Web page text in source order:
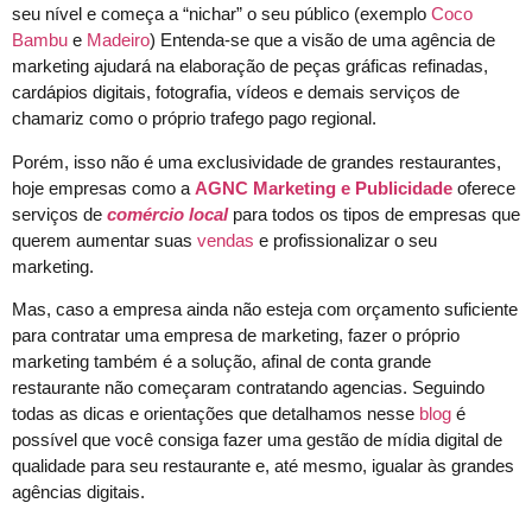
seu nível e começa a “nichar” o seu público (exemplo Coco
Bambu e Madeiro) Entenda-se que a visão de uma agência de
marketing ajudará na elaboração de peças gráficas refinadas,
cardápios digitais, fotografia, vídeos e demais serviços de
chamariz como o próprio trafego pago regional.
Porém, isso não é uma exclusividade de grandes restaurantes,
hoje empresas como a AGNC Marketing e Publicidade oferece
serviços de comércio local para todos os tipos de empresas que
querem aumentar suas vendas e profissionalizar o seu
marketing.
Mas, caso a empresa ainda não esteja com orçamento suficiente
para contratar uma empresa de marketing, fazer o próprio
marketing também é a solução, afinal de conta grande
restaurante não começaram contratando agencias. Seguindo
todas as dicas e orientações que detalhamos nesse blog é
possível que você consiga fazer uma gestão de mídia digital de
qualidade para seu restaurante e, até mesmo, igualar às grandes
agências digitais.